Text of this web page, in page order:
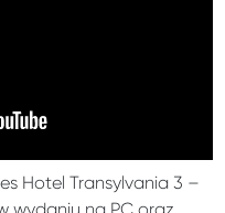
Hotel Transylvania 3 –